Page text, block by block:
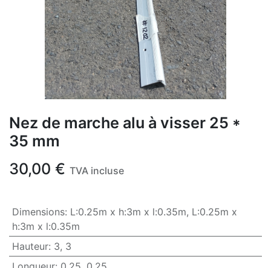
Nez de marche alu à visser 25 *
35 mm
30,00 € TVA incluse
Dimensions: L:0.25m x h:3m x l:0.35m, L:0.25m x
h:3m x l:0.35m
Hauteur: 3, 3